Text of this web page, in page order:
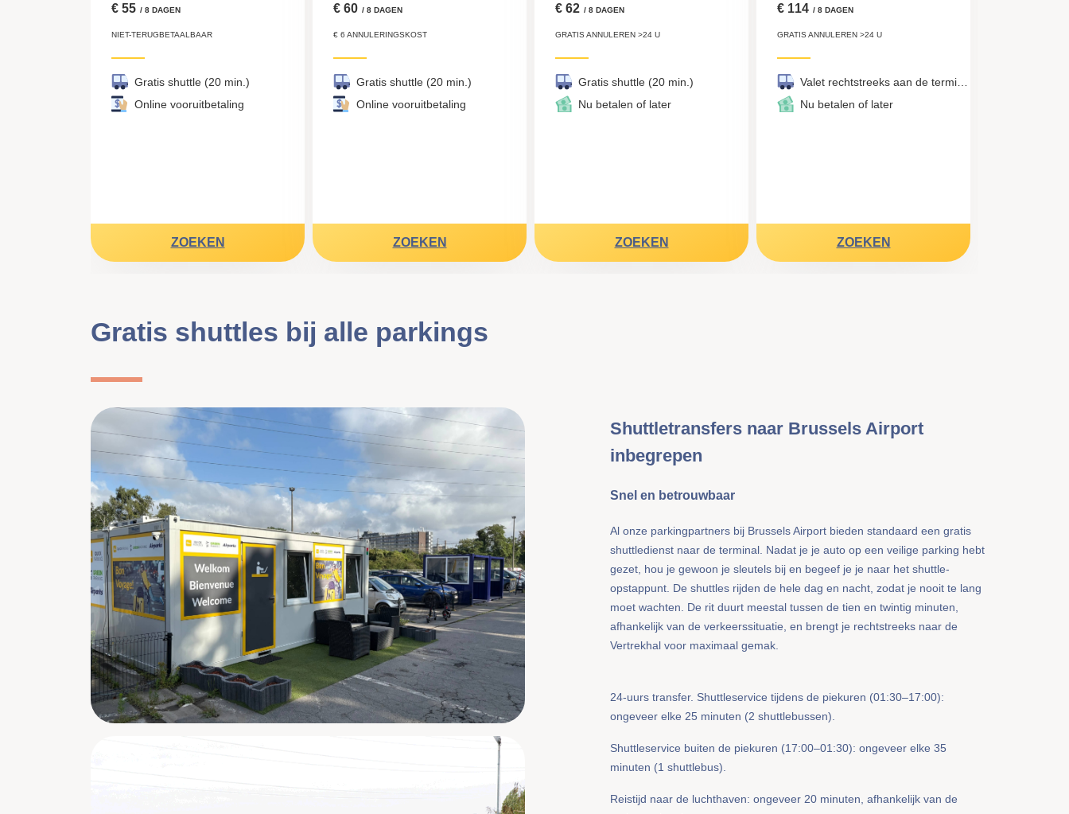
€ 55 / 8 DAGEN
NIET-TERUGBETAALBAAR
Gratis shuttle (20 min.)
Online vooruitbetaling
ZOEKEN
€ 60 / 8 DAGEN
€ 6 ANNULERINGSKOST
Gratis shuttle (20 min.)
Online vooruitbetaling
ZOEKEN
€ 62 / 8 DAGEN
GRATIS ANNULEREN >24 U
Gratis shuttle (20 min.)
Nu betalen of later
ZOEKEN
€ 114 / 8 DAGEN
GRATIS ANNULEREN >24 U
Nu betalen of later
ZOEKEN
Gratis shuttles bij alle parkings
Shuttletransfers naar Brussels Airport
inbegrepen
Snel en betrouwbaar
Al onze parkingpartners bij Brussels Airport bieden standaard een gratis
shuttledienst naar de terminal. Nadat je je auto op een veilige parking hebt
gezet, hou je gewoon je sleutels bij en begeef je je naar het shuttle-
opstappunt. De shuttles rijden de hele dag en nacht, zodat je nooit te lang
moet wachten. De rit duurt meestal tussen de tien en twintig minuten,
afhankelijk van de verkeerssituatie, en brengt je rechtstreeks naar de
Vertrekhal voor maximaal gemak.
24-uurs transfer. Shuttleservice tijdens de piekuren (01:30–17:00):
ongeveer elke 25 minuten (2 shuttlebussen).
Shuttleservice buiten de piekuren (17:00–01:30): ongeveer elke 35
minuten (1 shuttlebus).
Reistijd naar de luchthaven: ongeveer 20 minuten, afhankelijk van de